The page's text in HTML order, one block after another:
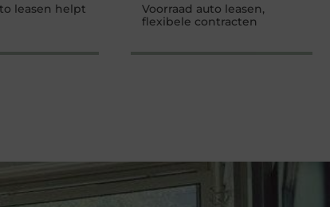
leasen helpt
Voorraad auto leasen,
flexibele contracten